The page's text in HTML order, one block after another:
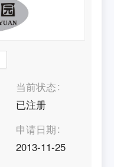
当前状态
已注册
申请日期
2013-11-25